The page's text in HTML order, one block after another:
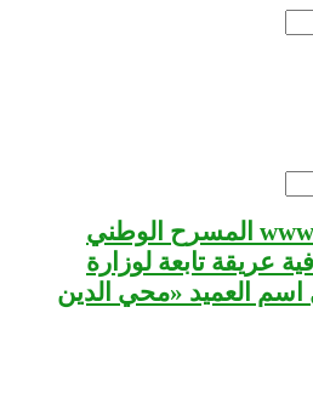
www.tna.dz المسرح الوطني
عريقة تابعة لوزارة
اسم العميد «محي الدين